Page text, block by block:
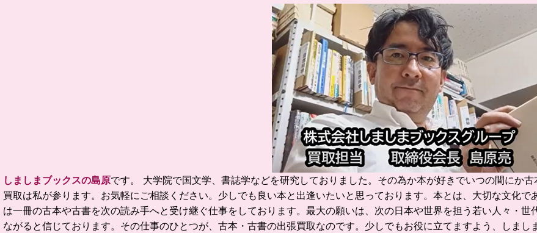
しましまブックスの島原です。 大学院で国文学、書誌学などを研究しておりました。 その為か本が好きでいつの間にか
買取は私が参ります。お気軽にご相談ください。 少しでも良い本と出逢いたいと思っております。 本とは、大切な文化で
は一冊の古本や古書を次の読み手へと受け継ぐ仕事をしております。 最大の願いは、次の日本や世界を担う若い人々・世
ながると信じております。 その仕事のひとつが、古本・古書の出張買取なのです。 少しでもお役に立てますよう、しまし